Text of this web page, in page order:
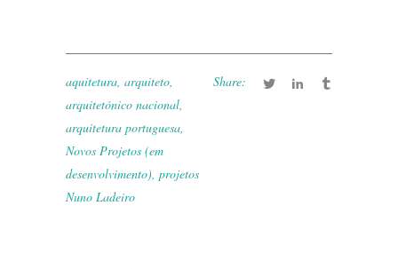
aquitetura, arquiteto,
arquitetónico nacional,
arquitetura portuguesa,
Novos Projetos (em
desenvolvimento), projetos
Nuno Ladeiro
Share: